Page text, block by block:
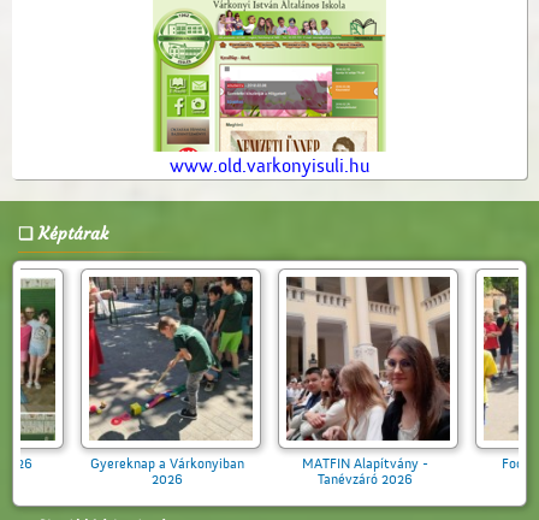
www.old.varkonyisuli.hu
Képtárak
Aranytollacska 2026
Gyereknap a Várkonyiban
2026
MATFIN